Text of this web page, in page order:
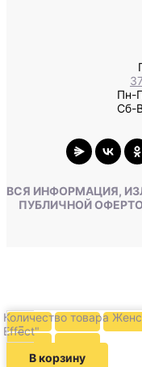
Пн-
Сб-
ВСЯ ИНФОРМАЦИЯ,
ПУБЛИЧНОЙ
-
Количество товара
Effect"
В корзину